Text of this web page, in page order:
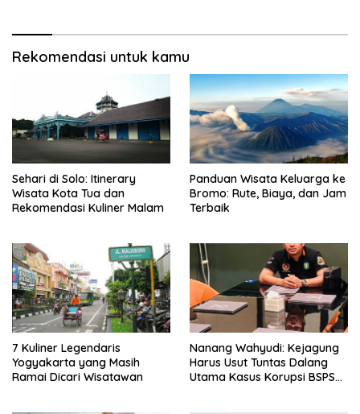
Rekomendasi untuk kamu
Sehari di Solo: Itinerary
Wisata Kota Tua dan
Rekomendasi Kuliner Malam
Panduan Wisata Keluarga ke
Bromo: Rute, Biaya, dan Jam
Terbaik
7 Kuliner Legendaris
Yogyakarta yang Masih
Ramai Dicari Wisatawan
Nanang Wahyudi: Kejagung
Harus Usut Tuntas Dalang
Utama Kasus Korupsi BSPS